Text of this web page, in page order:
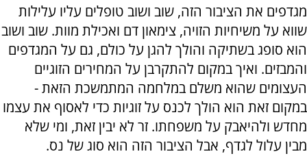
מגדפים את הציבור הזה, שוב ושוב טופלים עליו עלילות
שווא על משיחיות הזויה, צימאון דם ואכילת מוות. שוב ושוב
הוא סופג בשתיקה והולך להגן על כולם, גם על המגדפים
והמבזים. ואיך במקום להתקרבן על המחירים הזוגיים
העצומים שהוא משלם במלחמה המתמשכת הזאת -
במקום זאת הוא הולך לכנס על זוגיות כדי לאסוף את עצמו
מחדש ולהיאבק על משפחתו. זר לא יבין זאת, ומי שלא
מבין עלול לגדף, אבל הציבור הזה הוא סוג של נס.